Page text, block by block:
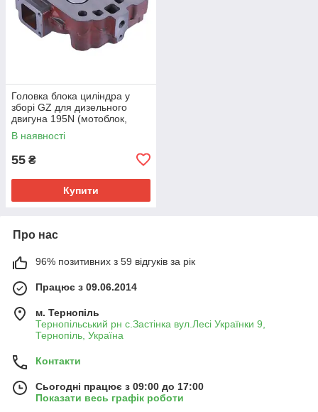
Головка блока циліндра у
зборі GZ для дизельного
двигуна 195N (мотоблок,
мінітрактор, мототрактор)
В наявності
55 ₴
Купити
Про нас
96% позитивних з 59 відгуків за рік
Працює з 09.06.2014
м. Тернопіль
Тернопільський рн с.Застінка вул.Лесі Українки 9,
Тернопіль, Україна
Контакти
Сьогодні працює з 09:00 до 17:00
Показати весь графік роботи